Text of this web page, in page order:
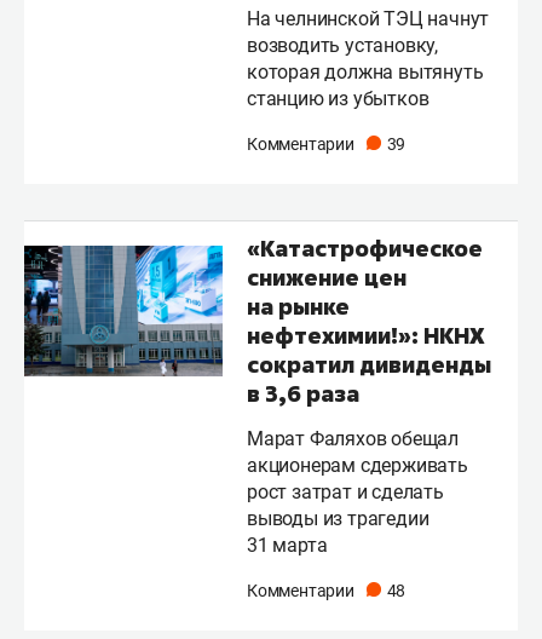
На челнинской ТЭЦ начнут
возводить установку,
которая должна вытянуть
станцию из убытков
Комментарии 39
«Катастрофическое
снижение цен
на рынке
нефтехимии!»: НКНХ
сократил дивиденды
в 3,6 раза
Марат Фаляхов обещал
акционерам сдерживать
рост затрат и сделать
выводы из трагедии
31 марта
Комментарии 48